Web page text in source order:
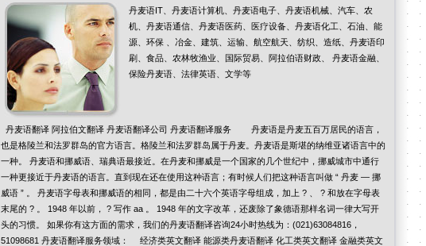
丹麦语IT、丹麦语计算机、丹麦语电子、丹麦语机械、汽车、农
机、丹麦语通信、丹麦语医药、医疗设备、丹麦语化工、石油、能
源、环保 、冶金、建筑、运输、航空航天、纺织、造纸、丹麦语印
刷、食品、农林牧渔业、国际贸易、阿拉伯语财政、 丹麦语金融、
保险丹麦语、法律英语、文学等
丹麦语翻译 阿拉伯文翻译 丹麦语翻译公司 丹麦语翻译服务 丹麦语是丹麦五百万居民的语言，
也是格陵兰和法罗群岛的官方语言。格陵兰和法罗群岛属于丹麦。丹麦语是斯堪的纳维亚诸语言中的
一种。 丹麦语和挪威语、瑞典语最接近。在丹麦和挪威是一个国家的几个世纪中，挪威城市中通行
一种更接近于丹麦语的语言。直到现在还在使用这种语言；有时候人们把这种语言叫做 “ 丹麦 — 挪
威语 ” 。 丹麦语字母表和挪威语的相同，都是由二十六个英语字母组成，加上 ? 、 ? 和放在字母表
末尾的 ? 。 1948 年以前， ? 写作 aa 。 1948 年的文字改革，还废除了象德语那样名词一律大写开
头的习惯。 如果你有这方面的需求，我们的丹麦语翻译咨询24小时热线为：(021)63084816，
51098681 丹麦语翻译服务领域： 经济类英文翻译 能源类丹麦语翻译 化工类英文翻译 金融类英文